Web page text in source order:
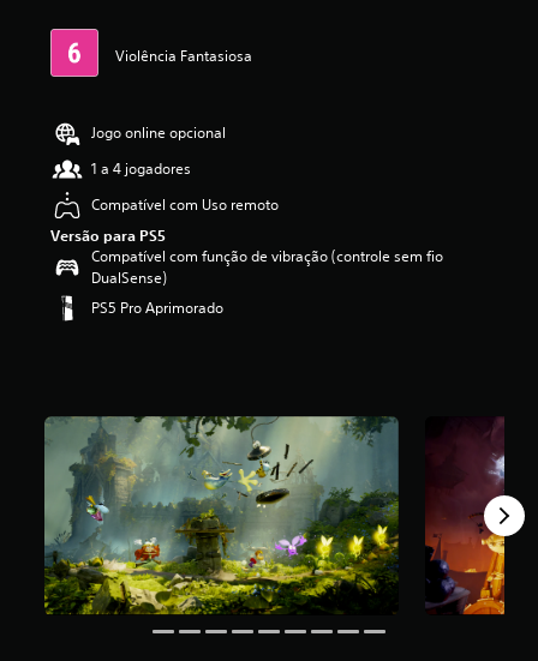
Violência Fantasiosa
Jogo online opcional
1 a 4 jogadores
Compatível com Uso remoto
Versão para PS5
Compatível com função de vibração (controle sem fio
DualSense)
PS5 Pro Aprimorado